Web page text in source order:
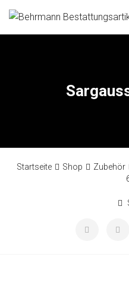
Startseite Shop Zubehör